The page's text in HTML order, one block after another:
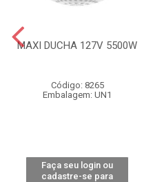
MAXI DUCHA 127V 5500W
Código: 8265
Embalagem: UN1
Faça seu login ou
cadastre-se para